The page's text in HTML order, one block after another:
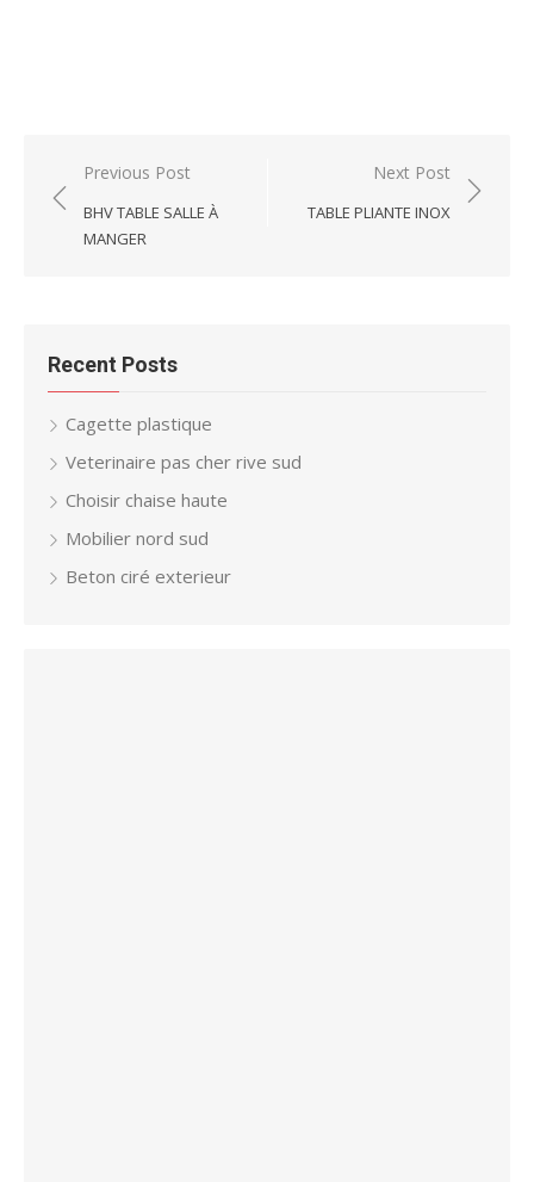
Post
navigation
Previous Post
BHV TABLE SALLE À
MANGER
Next Post
TABLE PLIANTE INOX
Recent Posts
Cagette plastique
Veterinaire pas cher rive sud
Choisir chaise haute
Mobilier nord sud
Beton ciré exterieur